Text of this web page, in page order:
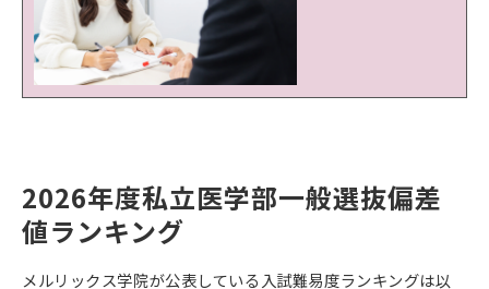
2026年度私立医学部一般選抜偏差
値ランキング
メルリックス学院が公表している入試難易度ランキングは以